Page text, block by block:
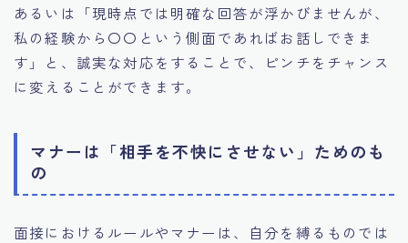
あるいは「現時点では明確な回答が浮かびませんが、
私の経験から〇〇という側面であればお話しできま
す」と、誠実な対応をすることで、ピンチをチャンス
に変えることができます。
マナーは「相手を不快にさせない」ためのも
の
面接におけるルールやマナーは、自分を縛るものでは